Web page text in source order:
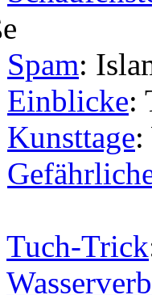
Spam:
Einblicke:
Kunsttage:
Tuch-Trick